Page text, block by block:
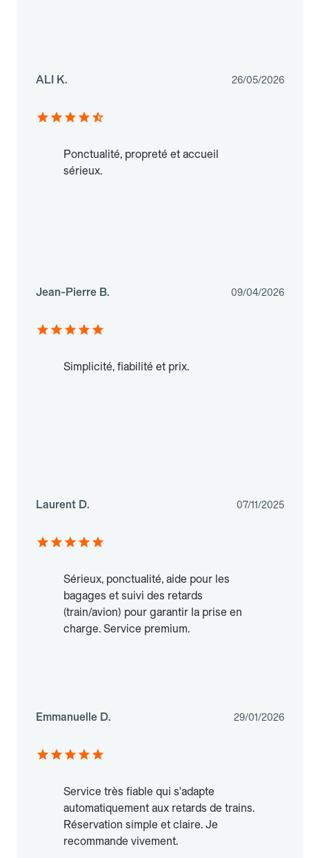
ALI K. 26/05/2026
Ponctualité, propreté et accueil
sérieux.
Jean-Pierre B. 09/04/2026
Simplicité, fiabilité et prix.
Laurent D. 07/11/2025
Sérieux, ponctualité, aide pour les
bagages et suivi des retards
(train/avion) pour garantir la prise en
charge. Service premium.
Emmanuelle D. 29/01/2026
Service très fiable qui s'adapte
automatiquement aux retards de trains.
Réservation simple et claire. Je
recommande vivement.